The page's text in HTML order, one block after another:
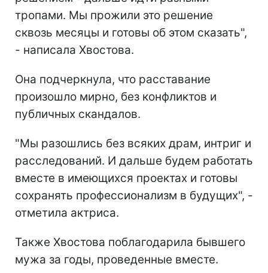
тропами. Мы прожили это решение
сквозь месяцы и готовы об этом сказать",
- написала Хвостова.
Она подчеркнула, что расставание
произошло мирно, без конфликтов и
публичных скандалов.
"Мы разошлись без всяких драм, интриг и
расследований. И дальше будем работать
вместе в имеющихся проектах и готовы
сохранять профессионализм в будущих", -
отметила актриса.
Также Хвостова поблагодарила бывшего
мужа за годы, проведенные вместе.